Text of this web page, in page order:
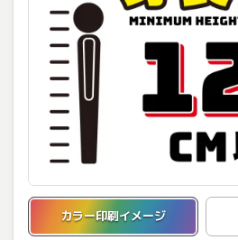
カラー印刷イメージ
カラー印刷イメージを表示して